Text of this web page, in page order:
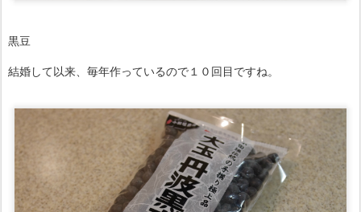
黒豆
結婚して以来、毎年作っているので１０回目ですね。